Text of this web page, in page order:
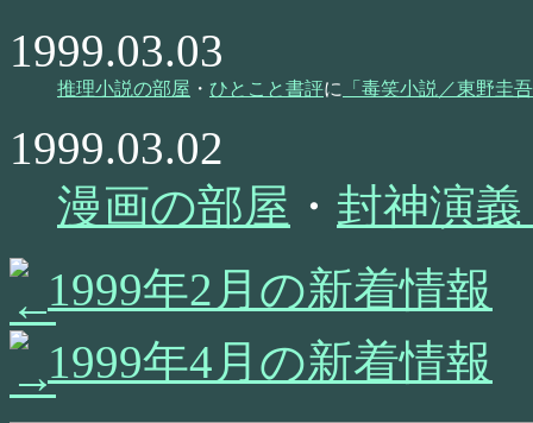
1999.03.03
推理小説の部屋 ・ ひとこと書評に 「毒笑小説／東野圭
1999.03.02
漫画の部屋 ・ 封神演
1999年2月の新着情報
1999年4月の新着情報